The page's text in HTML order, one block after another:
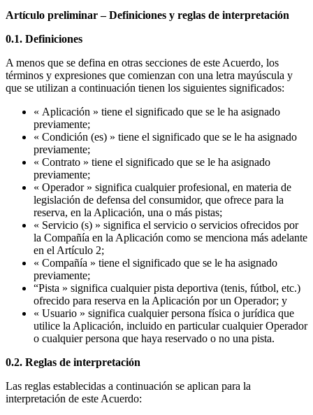
Artículo preliminar – Definiciones y reglas de interpretación
0.1. Definiciones
A menos que se defina en otras secciones de este Acuerdo, los
términos y expresiones que comienzan con una letra mayúscula y
que se utilizan a continuación tienen los siguientes significados:
« Aplicación » tiene el significado que se le ha asignado
previamente;
« Condición (es) » tiene el significado que se le ha asignado
previamente;
« Contrato » tiene el significado que se le ha asignado
previamente;
« Operador » significa cualquier profesional, en materia de
legislación de defensa del consumidor, que ofrece para la
reserva, en la Aplicación, una o más pistas;
« Servicio (s) » significa el servicio o servicios ofrecidos por
la Compañía en la Aplicación como se menciona más adelante
en el Artículo 2;
« Compañía » tiene el significado que se le ha asignado
previamente;
“Pista » significa cualquier pista deportiva (tenis, fútbol, ​​etc.)
ofrecido para reserva en la Aplicación por un Operador; y
« Usuario » significa cualquier persona física o jurídica que
utilice la Aplicación, incluido en particular cualquier Operador
o cualquier persona que haya reservado o no una pista.
0.2. Reglas de interpretación
Las reglas establecidas a continuación se aplican para la
interpretación de este Acuerdo: